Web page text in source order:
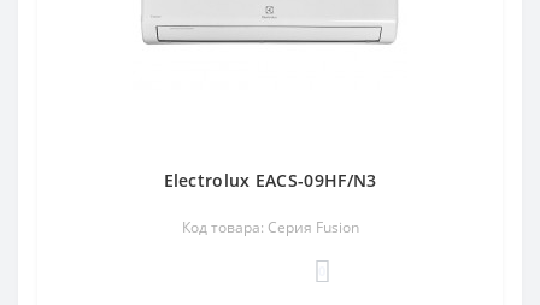
Electrolux EACS-09HF/N3
Код товара: Серия Fusion